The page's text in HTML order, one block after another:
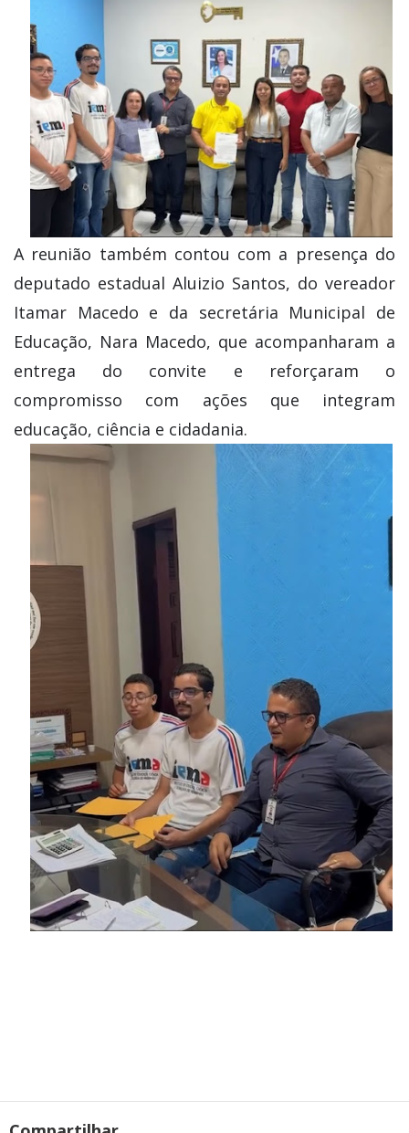
A reunião também contou com a presença do
deputado estadual Aluizio Santos, do vereador
Itamar Macedo e da secretária Municipal de
Educação, Nara Macedo, que acompanharam a
entrega do convite e reforçaram o
compromisso com ações que integram
educação, ciência e cidadania.